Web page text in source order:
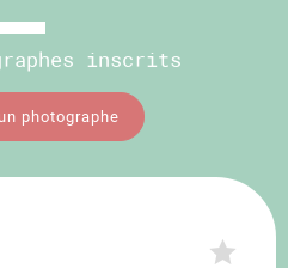
inscrits
photographe